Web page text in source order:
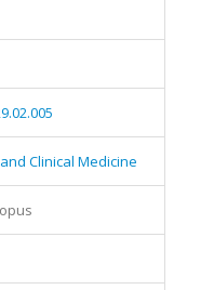
Clinical Medicine